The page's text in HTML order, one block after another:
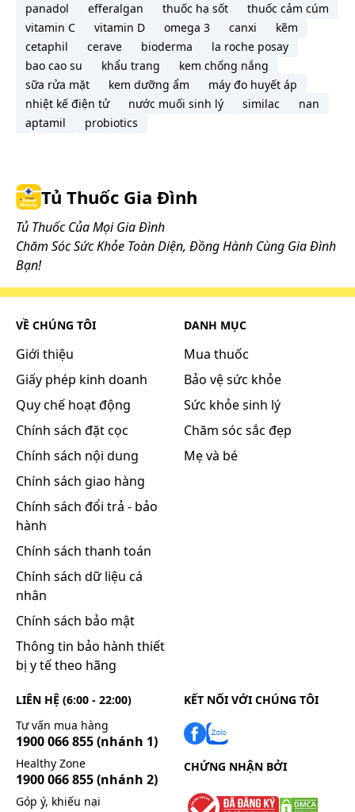
panadol efferalgan thuốc hạ sốt
thuốc cảm cúm
vitamin C
vitamin D omega 3 canxi
kẽm
cetaphil
cerave bioderma
la roche posay
bao cao su
khẩu trang
kem chống nắng
sữa rửa mặt
kem dưỡng ẩm
máy đo huyết áp
nhiệt kế điện tử
nước muối sinh lý similac
nan
aptamil
probiotics
Tủ Thuốc Gia Đình
Tủ Thuốc Của Mọi Gia Đình
Chăm Sóc Sức Khỏe Toàn Diện, Đồng Hành Cùng Gia Đình
Bạn!
VỀ CHÚNG TÔI
Giới thiệu
Giấy phép kinh doanh
Quy chế hoạt động
Chính sách đặt cọc
Chính sách nội dung
Chính sách giao hàng
Chính sách đổi trả - bảo
hành
Chính sách thanh toán
Chính sách dữ liệu cá
nhân
Chính sách bảo mật
Thông tin bảo hành thiết
bị y tế theo hãng
DANH MỤC
Mua thuốc
Bảo vệ sức khỏe
Sức khỏe sinh lý
Chăm sóc sắc đẹp
Mẹ và bé
LIÊN HỆ (6:00 - 22:00)
Tư vấn mua hàng
1900 066 855(nhánh 1)
Healthy Zone
1900 066 855(nhánh 2)
Góp ý, khiếu nại
KẾT NỐI VỚI CHÚNG TÔI
CHỨNG NHẬN BỞI